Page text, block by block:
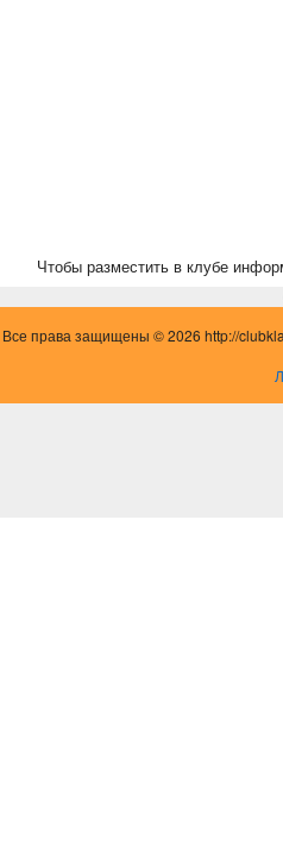
Чтобы разместить в клубе
Все права защищены © 2026 http://